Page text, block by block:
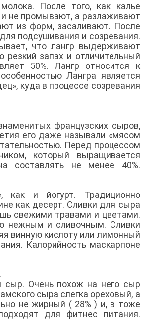
После того, как калье
и не промывают, а разлаживают
из форм, засаливают. После
подсушивания и созревания.
что лангр выдерживают
запах и отличительный
50%. Лангр относится к
Лангра является
куда в процессе созревания
французских сыров,
его даже называли «мясом
Перед процессом
который выращивается
составлять не менее 40%.
как и йогурт. Традиционно
как десерт. Сливки для сыра
свежими травами и цветами.
нежным и сливочным. Сливки
винную кислоту или лимонный
Калорийность маскарпоне
сыр. Очень похож на него сыр
сыра слегка ореховый, а
не жирный ( 28% ) и, в тоже
для фитнес питания.